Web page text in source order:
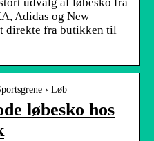
Adidas og New
direkte fra butikken til
› Løb
løbesko hos